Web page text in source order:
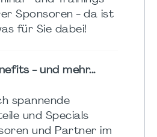
Sponsoren - da ist
für Sie dabei!
- und mehr...
spannende
und Specials
und Partner im